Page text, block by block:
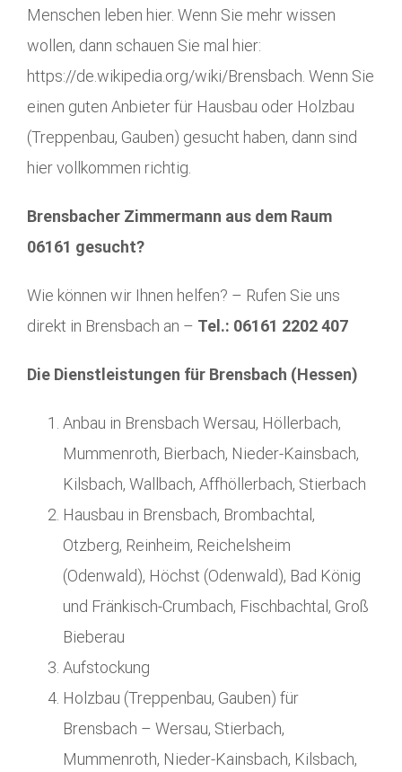
Menschen leben hier. Wenn Sie mehr wissen
wollen, dann schauen Sie mal hier:
https://de.wikipedia.org/wiki/Brensbach. Wenn Sie
einen guten Anbieter für Hausbau oder Holzbau
(Treppenbau, Gauben) gesucht haben, dann sind
hier vollkommen richtig.
Brensbacher Zimmermann aus dem Raum
06161 gesucht?
Wie können wir Ihnen helfen? – Rufen Sie uns
direkt in Brensbach an – Tel.: 06161 2202 407
Die Dienstleistungen für Brensbach (Hessen)
Anbau in Brensbach Wersau, Höllerbach,
Mummenroth, Bierbach, Nieder-Kainsbach,
Kilsbach, Wallbach, Affhöllerbach, Stierbach
Hausbau in Brensbach, Brombachtal,
Otzberg, Reinheim, Reichelsheim
(Odenwald), Höchst (Odenwald), Bad König
und Fränkisch-Crumbach, Fischbachtal, Groß
Bieberau
Aufstockung
Holzbau (Treppenbau, Gauben) für
Brensbach – Wersau, Stierbach,
Mummenroth, Nieder-Kainsbach, Kilsbach,